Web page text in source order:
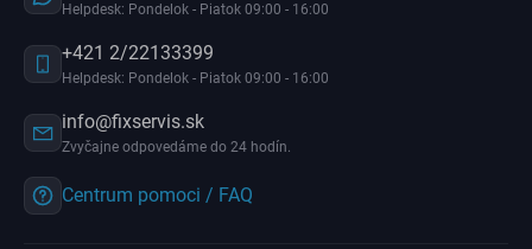
Helpdesk: Pondelok - Piatok 09:00 - 16:00
+421 2/22133399
Helpdesk: Pondelok - Piatok 09:00 - 16:00
info@fixservis.sk
Zvyčajne odpovedáme do 24 hodín.
Centrum pomoci / FAQ